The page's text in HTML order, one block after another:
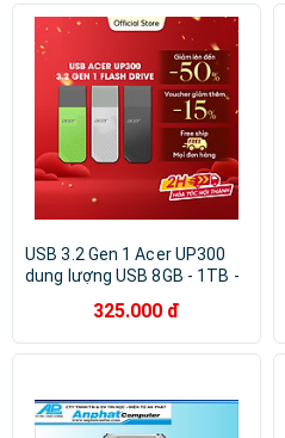
USB 3.2 Gen 1 Acer UP300
dung lượng USB 8GB - 1TB -
325.000 đ